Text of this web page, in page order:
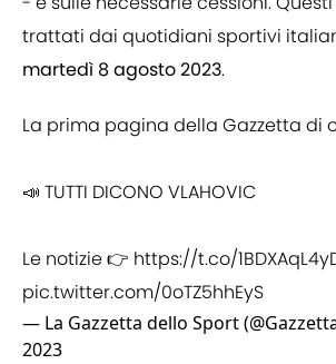
trattati dai quotidiani sportivi
martedì 8 agosto 2023.
La prima pagina della Gazzetta di
📣 TUTTI DICONO VLAHOVIC
Le notizie 👉 https://t.co/
pic.twitter.com/0oTZ5hhEyS
— La Gazzetta dello Sport
2023